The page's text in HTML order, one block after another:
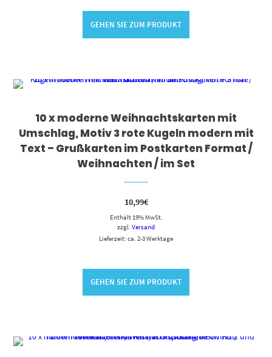
GEHEN SIE ZUM PRODUKT
10 x moderne Weihnachtskarten mit
Umschlag, Motiv 3 rote Kugeln modern mit
Text – Grußkarten im Postkarten Format /
Weihnachten / im Set
10,99€
Enthält 19% MwSt.
zzgl. Versand
Lieferzeit: ca. 2-3 Werktage
GEHEN SIE ZUM PRODUKT